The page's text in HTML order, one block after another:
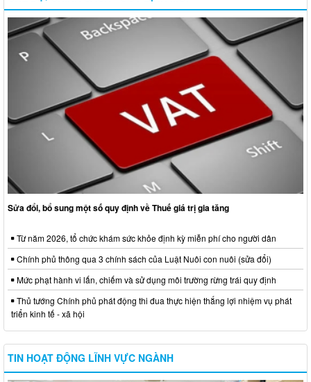
Sửa đổi, bổ sung một số quy định về Thuế giá trị gia tăng
Từ năm 2026, tổ chức khám sức khỏe định kỳ miễn phí cho người dân
Chính phủ thông qua 3 chính sách của Luật Nuôi con nuôi (sửa đổi)
Mức phạt hành vi lấn, chiếm và sử dụng môi trường rừng trái quy định
Thủ tướng Chính phủ phát động thi đua thực hiện thắng lợi nhiệm vụ phát
triển kinh tế - xã hội
TIN HOẠT ĐỘNG LĨNH VỰC NGÀNH